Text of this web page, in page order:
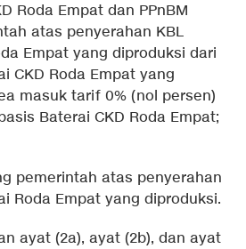
Roda Empat dan PPnBM
atas penyerahan KBL
Empat yang diproduksi dari
CKD Roda Empat yang
masuk tarif 0% (nol persen)
Baterai CKD Roda Empat;
pemerintah atas penyerahan
Roda Empat yang diproduksi.
ayat (2a), ayat (2b), dan ayat